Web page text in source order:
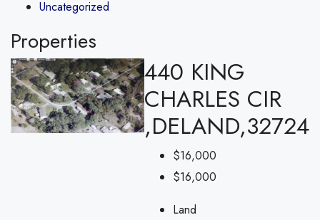
Uncategorized
Properties
440 KING
CHARLES CIR
,DELAND,32724
$16,000
$16,000
Land